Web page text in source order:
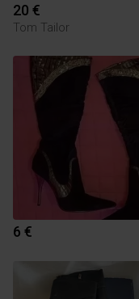
20 €
Tom Tailor
6 €